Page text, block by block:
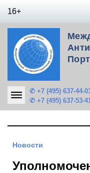
16+
✆ +7 (495) 637-44-
✆ +7 (495) 637-53-
Новости